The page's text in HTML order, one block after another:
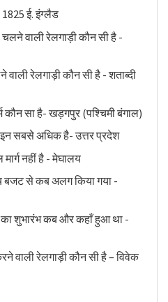
ई. इंग्लैड
वाली रेलगाड़ी कौन सी है -
रेलगाड़ी कौन सी है - शताब्दी
कौन सा है- खड़गपुर (पश्चिमी बंगाल)
सबसे अधिक है- उत्तर प्रदेश
मार्ग नहीं है - मेघालय
बजट से कब अलग किया गया -
का शुभारंभ कब और कहाँ हुआ था -
वाली रेलगाड़ी कौन सी है – विवेक